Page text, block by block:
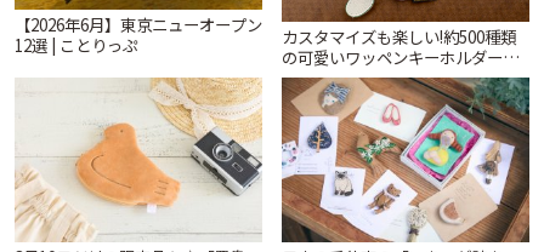
【2026年6月】東京ニューオープン
12選 | ことりっぷ
カスタマイズも楽しい!約500種類
の可愛いワッペンキーホルダーが
ずらり。小平市「Kimamaya
T&K」 | ことりっぷ